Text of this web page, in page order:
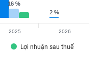
2 %
2 %
16 %
16 %
Lợi nhuận sau thuế
2025 2026